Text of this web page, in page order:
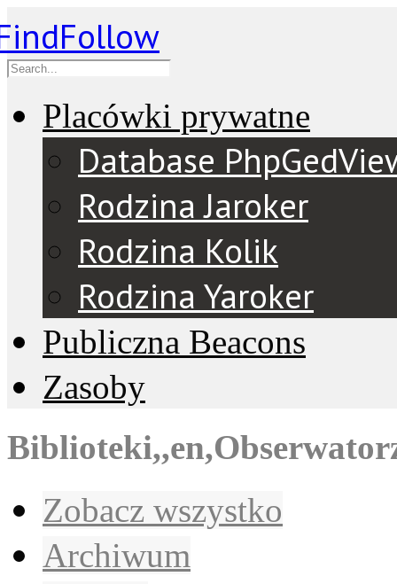
Placówki prywatne
Database
Rodzina Jaroker
Rodzina Kolik
Rodzina Yaroker
Publiczna Beacons
Zasoby
Zobacz wszystko
Archiwum